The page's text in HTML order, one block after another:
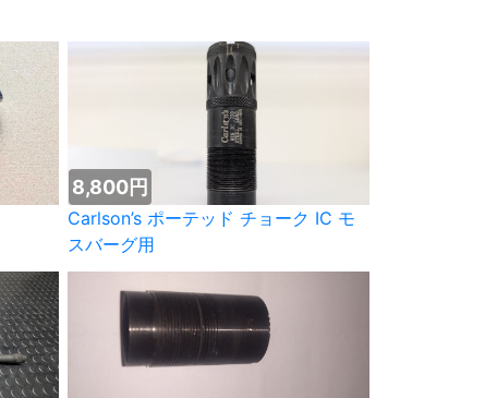
8,800円
Carlson’s ポーテッド チョーク IC モ
スバーグ用